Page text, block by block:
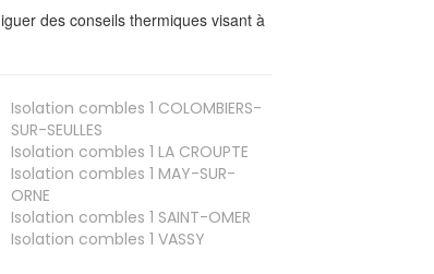
des conseils thermiques visant à
Isolation combles 1 COLOMBIERS-
SUR-SEULLES
Isolation combles 1 LA CROUPTE
Isolation combles 1 MAY-SUR-
ORNE
Isolation combles 1 SAINT-OMER
Isolation combles 1 VASSY